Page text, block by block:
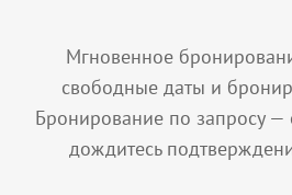
Мгновенное
свободные даты и
Бронирование по запросу —
дождитесь